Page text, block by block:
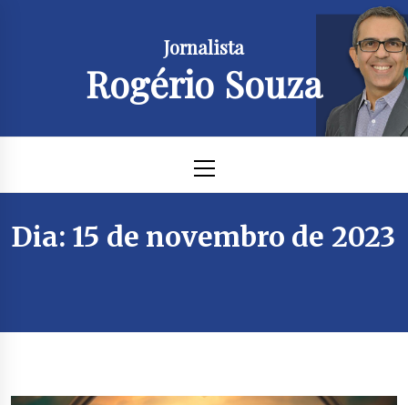
Jornalista
Rogério Souza
Menu
Dia: 15 de novembro de 2023